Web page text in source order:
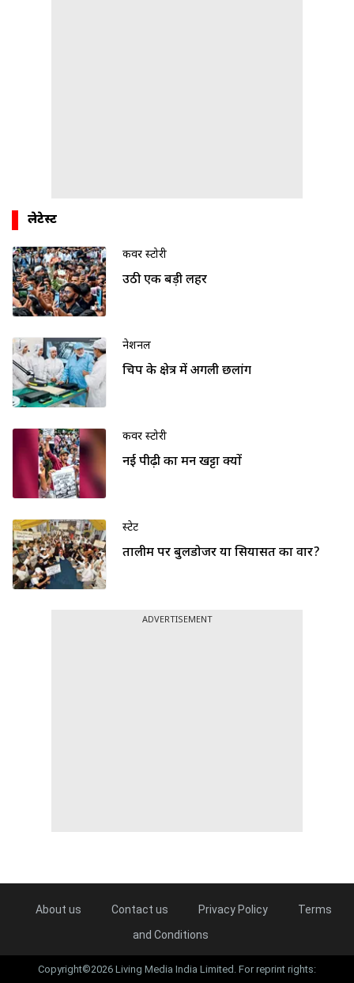
लेटेस्ट
कवर स्टोरी
उठी एक बड़ी लहर
नेशनल
चिप के क्षेत्र में अगली छलांग
कवर स्टोरी
नई पीढ़ी का मन खट्टा क्यों
स्टेट
तालीम पर बुलडोजर या सियासत का वार?
ADVERTISEMENT
About us Contact us Privacy Policy
Terms
and Conditions
Copyright©2026 Living Media India Limited. For reprint rights: